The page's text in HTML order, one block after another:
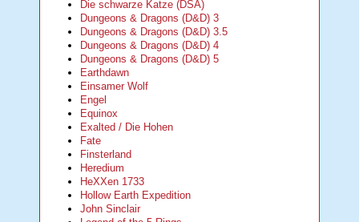
Die schwarze Katze (DSA)
Dungeons & Dragons (D&D) 3
Dungeons & Dragons (D&D) 3.5
Dungeons & Dragons (D&D) 4
Dungeons & Dragons (D&D) 5
Earthdawn
Einsamer Wolf
Engel
Equinox
Exalted / Die Hohen
Fate
Finsterland
Heredium
HeXXen 1733
Hollow Earth Expedition
John Sinclair